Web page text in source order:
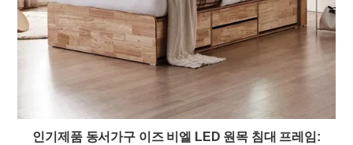
인기제품 동서가구 이즈 비엘 LED 원목 침대 프레임: